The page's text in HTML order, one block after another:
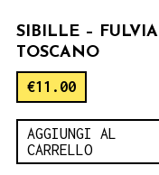
SIBILLE – FULVIA
TOSCANO
€11.00
AGGIUNGI AL
CARRELLO